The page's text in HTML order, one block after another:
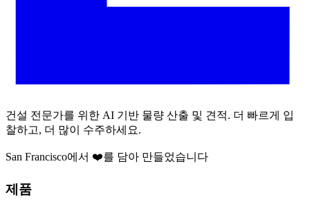
건설 전문가를 위한 AI 기반 물량 산출 및 견적. 더 빠르게 입
찰하고, 더 많이 수주하세요.
San Francisco에서 ❤️를 담아 만들었습니다
제품